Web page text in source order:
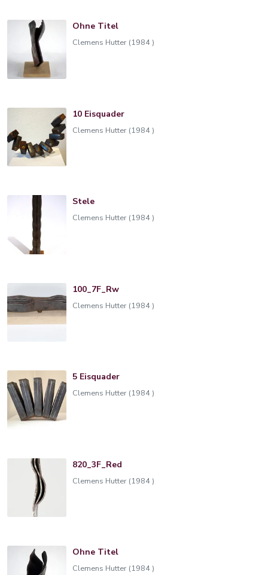
Ohne Titel
Clemens Hutter (1984 )
10 Eisquader
Clemens Hutter (1984 )
Stele
Clemens Hutter (1984 )
100_7F_Rw
Clemens Hutter (1984 )
5 Eisquader
Clemens Hutter (1984 )
820_3F_Red
Clemens Hutter (1984 )
Ohne Titel
Clemens Hutter (1984 )